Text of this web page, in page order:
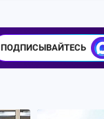
ПОДПИСЫВАЙТЕСЬ